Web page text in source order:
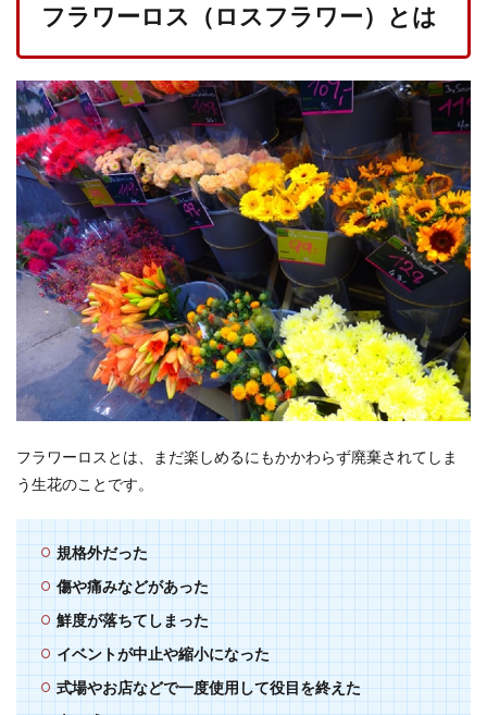
フラワーロス（ロスフラワー）とは
フラワーロスとは、まだ楽しめるにもかかわらず廃棄されてしま
う生花のことです。
規格外だった
傷や痛みなどがあった
鮮度が落ちてしまった
イベントが中止や縮小になった
式場やお店などで一度使用して役目を終えた